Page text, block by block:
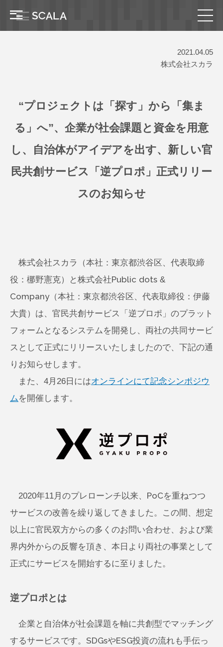
2021.04.05
株式会社スカラ
“プロジェクトは「探す」から「集ま
る」へ”、企業が社会課題と資金を用意
し、自治体がアイデアを出す、新しい官
民共創サービス「逆プロポ」正式リリー
スのお知らせ
株式会社スカラ（本社：東京都渋谷区、代表取締
役：梛野憲克）と株式会社Public dots &
Company（本社：東京都渋谷区、代表取締役：伊藤
大貴）は、官民共創サービス「逆プロポ」のプラット
フォームとなるシステムを開発し、両社の共同サービ
スとして正式にリリースいたしましたので、下記の通
りお知らせします。
また、4月26日にはオンラインにて記念シンポジウ
ムを開催します。
2020年11月のプレローンチ以来、PoCを重ねつつ
サービスの改善を繰り返してきました。この間、想定
以上に官民双方からの多くのお問い合わせ、および業
界内外からの反響を頂き、本日より両社の事業として
正式にサービスを開始するに至りました。
逆プロポとは
企業と自治体が社会課題を軸に共創型でマッチング
するサービスです。SDGsやESG投資の流れも手伝っ